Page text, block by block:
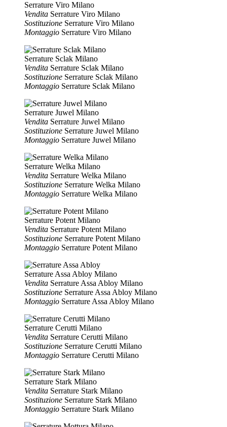
Serrature Viro Milano
Vendita Serrature Viro Milano
Sostituzione Serrature Viro Milano
Montaggio Serrature Viro Milano
Serrature Sclak Milano
Vendita Serrature Sclak Milano
Sostituzione Serrature Sclak Milano
Montaggio Serrature Sclak Milano
Serrature Juwel Milano
Vendita Serrature Juwel Milano
Sostituzione Serrature Juwel Milano
Montaggio Serrature Juwel Milano
Serrature Welka Milano
Vendita Serrature Welka Milano
Sostituzione Serrature Welka Milano
Montaggio Serrature Welka Milano
Serrature Potent Milano
Vendita Serrature Potent Milano
Sostituzione Serrature Potent Milano
Montaggio Serrature Potent Milano
Serrature Assa Abloy Milano
Vendita Serrature Assa Abloy Milano
Sostituzione Serrature Assa Abloy Milano
Montaggio Serrature Assa Abloy Milano
Serrature Cerutti Milano
Vendita Serrature Cerutti Milano
Sostituzione Serrature Cerutti Milano
Montaggio Serrature Cerutti Milano
Serrature Stark Milano
Vendita Serrature Stark Milano
Sostituzione Serrature Stark Milano
Montaggio Serrature Stark Milano